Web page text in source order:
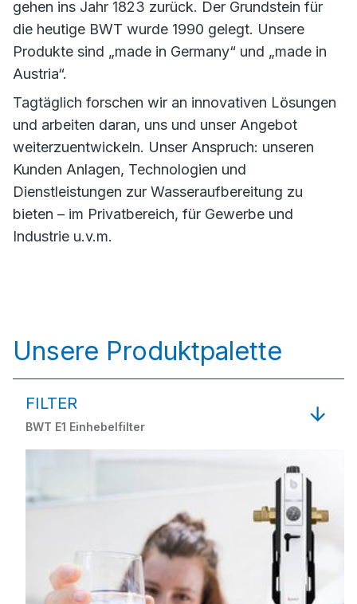
gehen ins Jahr 1823 zurück. Der Grundstein für
die heutige BWT wurde 1990 gelegt. Unsere
Produkte sind „made in Germany“ und „made in
Austria“.
Tagtäglich forschen wir an innovativen Lösungen
und arbeiten daran, uns und unser Angebot
weiterzuentwickeln. Unser Anspruch: unseren
Kunden Anlagen, Technologien und
Dienstleistungen zur Wasseraufbereitung zu
bieten – im Privatbereich, für Gewerbe und
Industrie u.v.m.
Unsere Produktpalette
FILTER
BWT E1 Einhebelfilter